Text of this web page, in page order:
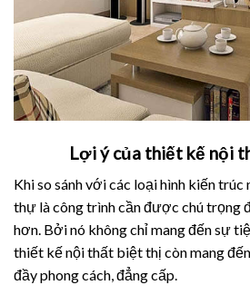
Lợi ý của thiết kế nội
Khi so sánh với các loại hình kiến
thự là công trình cần được chú trọng
hơn. Bởi nó không chỉ mang đến sự
thiết kế nội thất biệt thị còn mang
đầy phong cách, đẳng cấp.